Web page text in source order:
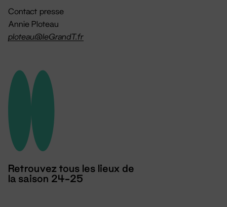
Contact presse
Annie Ploteau
ploteau@leGrandT.fr
Retrouvez tous les lieux de
la saison 24-25